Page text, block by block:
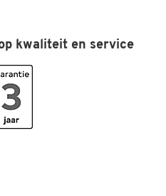
mm
kwaliteit en service